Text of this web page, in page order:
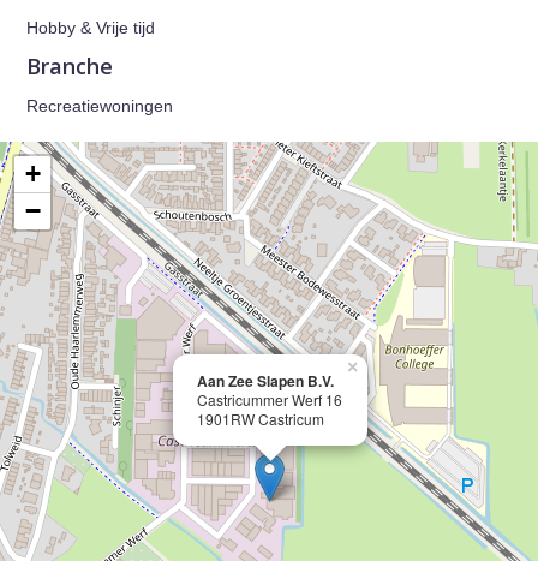
Hobby & Vrije tijd
Branche
Recreatiewoningen
Aan Zee Slapen B.V.
Castricummer Werf 16
1901RW Castricum
×
+
−